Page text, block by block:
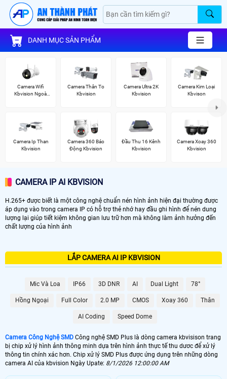
DANH MỤC SẢN PHẨM
Camera Wifi
Kbvision Ngoài
Camera Thân To
Kbvision
Camera Ultra 2K
Kbvision
Camera Kim Loại
Kbvison
Camera Ip Than
Kbvision
Camera 360 Báo
Động Kbvision
Đầu Thu 16 Kênh
Kbvision
Camera Xoay 360
Kbvision
CAMERA IP AI KBVISION
H.265+ được biết là một công nghệ chuẩn nén hình ảnh hiện đại thường được
áp dụng vào trong camera IP có hỗ trợ thẻ nhớ hay đầu ghi hình để nén dung
lượng lại giúp tiết kiệm không gian lưu trữ hơn mà không làm ảnh hưởng đến
chất lượng của hình ảnh
LẮP CAMERA AI IP KBVISION
Mic Và Loa IP66 3D DNR AI Dual Light 78°
Hồng Ngoại Full Color 2.0 MP CMOS Xoay 360 Thân
AI Coding Speed Dome
Camera Công Nghệ SMD Công nghệ SMD Plus là dòng camera kbvisison trang
bị chip xử lý hình ảnh thông minh dựa trên hình ảnh thực tế thu dươc để xử lý
thông tin chính xác hơn. Chip xử lý SMD Plus được ứng dụng trên những dòng
camera AI của kbvision Ngày Upate: 8/1/2026 12:00:00 AM